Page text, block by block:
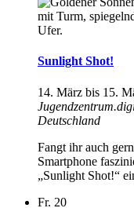
Sunlight Shot!
14. März bis 15.
Deutschland
Fangt ihr auch
Smartphone
„Sunlight Shot!“
Fr. 20